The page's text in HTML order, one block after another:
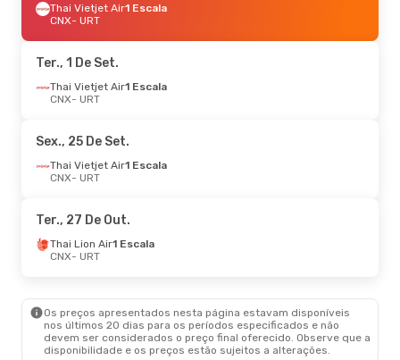
Thai Vietjet Air1 Escala
CNX- URT
Ter., 1 De Set.
Thai Vietjet Air1 Escala
CNX- URT
Sex., 25 De Set.
Thai Vietjet Air1 Escala
CNX- URT
Ter., 27 De Out.
Thai Lion Air1 Escala
CNX- URT
Os preços apresentados nesta página estavam disponíveis
nos últimos 20 dias para os períodos especificados e não
devem ser considerados o preço final oferecido. Observe que a
disponibilidade e os preços estão sujeitos a alterações.